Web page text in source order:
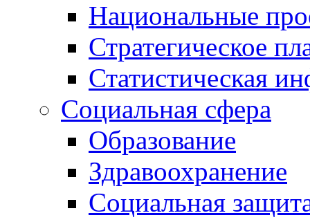
Национальные
Стратегическое
Статистическая
Социальная сфера
Образование
Здравоохранение
Социальная